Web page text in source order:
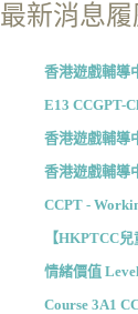
最新消息履
香港遊戲輔導
E13 CCGPT-
香港遊戲輔導
香港遊戲輔導
CCPT -
【HKPTCC
情緒價值
Course 3A1